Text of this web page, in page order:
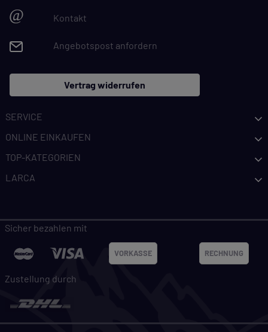
@ Kontakt
Angebotspost anfordern
Vertrag widerrufen
SERVICE
ONLINE EINKAUFEN
TOP-KATEGORIEN
LARCA
Sicher bezahlen mit
VORKASSE RECHNUNG
Zustellung durch